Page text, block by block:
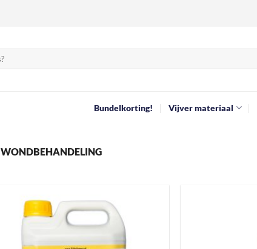
Bundelkorting! Vijver materiaal
WONDBEHANDELING
verlanglijst